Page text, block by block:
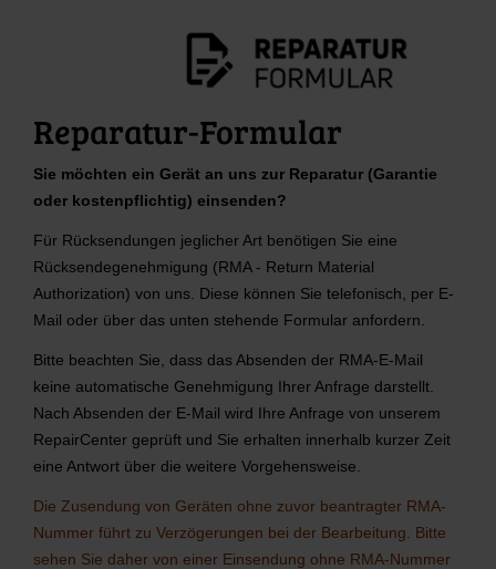
Reparatur-Formular
Sie möchten ein Gerät an uns zur Reparatur (Garantie
oder kostenpflichtig) einsenden?
Für Rücksendungen jeglicher Art benötigen Sie eine
Rücksendegenehmigung (RMA - Return Material
Authorization) von uns. Diese können Sie telefonisch, per E-
Mail oder über das unten stehende Formular anfordern.
Bitte beachten Sie, dass das Absenden der RMA-E-Mail
keine automatische Genehmigung Ihrer Anfrage darstellt.
Nach Absenden der E-Mail wird Ihre Anfrage von unserem
RepairCenter geprüft und Sie erhalten innerhalb kurzer Zeit
eine Antwort über die weitere Vorgehensweise.
Die Zusendung von Geräten ohne zuvor beantragter RMA-
Nummer führt zu Verzögerungen bei der Bearbeitung. Bitte
sehen Sie daher von einer Einsendung ohne RMA-Nummer